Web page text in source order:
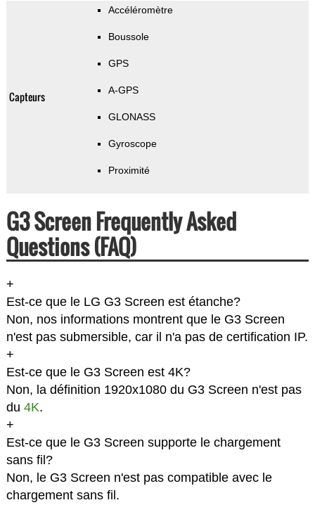
Capteurs
Accéléromètre
Boussole
GPS
A-GPS
GLONASS
Gyroscope
Proximité
G3 Screen Frequently Asked
Questions (FAQ)
+
Est-ce que le LG G3 Screen est étanche?
Non, nos informations montrent que le G3 Screen
n'est pas submersible, car il n'a pas de certification IP.
+
Est-ce que le G3 Screen est 4K?
Non, la définition 1920x1080 du G3 Screen n'est pas
du 4K.
+
Est-ce que le G3 Screen supporte le chargement
sans fil?
Non, le G3 Screen n'est pas compatible avec le
chargement sans fil.